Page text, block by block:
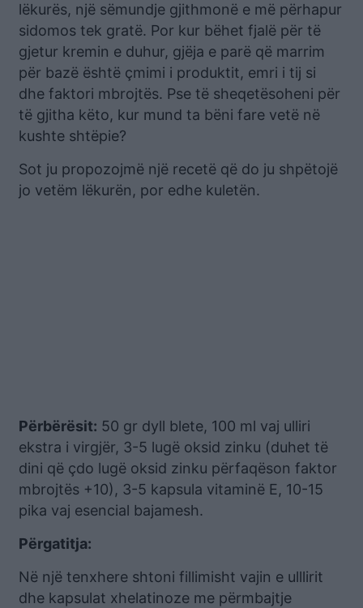
lëkurës, një sëmundje gjithmonë e më përhapur
sidomos tek gratë. Por kur bëhet fjalë për të
gjetur kremin e duhur, gjëja e parë që marrim
për bazë është çmimi i produktit, emri i tij si
dhe faktori mbrojtës. Pse të sheqetësoheni për
të gjitha këto, kur mund ta bëni fare vetë në
kushte shtëpie?
Sot ju propozojmë një recetë që do ju shpëtojë
jo vetëm lëkurën, por edhe kuletën.
Përbërësit: 50 gr dyll blete, 100 ml vaj ulliri
ekstra i virgjër, 3-5 lugë oksid zinku (duhet të
dini që çdo lugë oksid zinku përfaqëson faktor
mbrojtës +10), 3-5 kapsula vitaminë E, 10-15
pika vaj esencial bajamesh.
Përgatitja:
Në një tenxhere shtoni fillimisht vajin e ulllirit
dhe kapsulat xhelatinoze me përmbajtje